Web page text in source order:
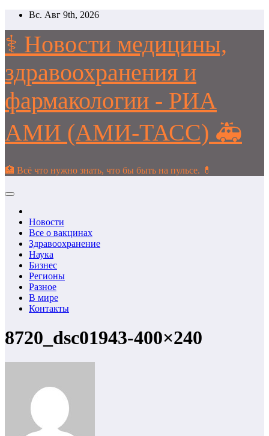
Перейти
содержимому
Вс. Авг 9th, 2026
⚕️ Новости медицины,
здравоохранения и
фармакологии - РИА
АМИ (АМИ-ТАСС) 🚑
🏥 Всё что нужно знать, что бы быть на пульсе. 💊
Новости
Все о вакцинах
Здравоохранение
Наука
Бизнес
Регионы
Разное
В мире
Контакты
8720_dsc01943-400×240